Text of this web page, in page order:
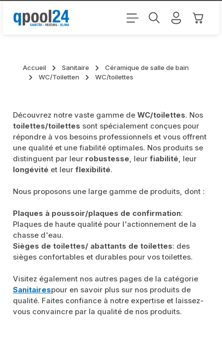
Passer au contenu principal Le
Accueil Sanitaire
Céramique de salle de bain
WC/Toiletten
WC/toilettes
Découvrez notre vaste gamme deWC/toilettes. Nos
toilettes/toilettes sont spécialement conçues pour
répondre à vos besoins professionnels et vous offrent
une qualité et une fiabilité optimales. Nos produits se
distinguent par leur robustesse, leurfiabilité, leur
longévité et leurflexibilité.
Nous proposons une large gamme de produits, dont :
Plaques à poussoir/plaques de confirmation:
Plaques de haute qualité pour l'actionnement de la
chasse d'eau.
Sièges de toilettes/ abattants de toilettes: des
sièges confortables et durables pour vos toilettes.
Visitez également nos autres pages de la catégorie
Sanitairespour en savoir plus sur nos produits de
qualité. Faites confiance à notre expertise et laissez-
vous convaincre par la qualité de nos produits.